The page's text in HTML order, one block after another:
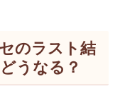
のラスト結
うなる？